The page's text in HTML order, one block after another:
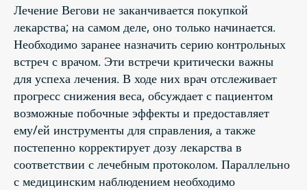
Лечение Вегови не заканчивается покупкой
лекарства; на самом деле, оно только начинается.
Необходимо заранее назначить серию контрольных
встреч с врачом. Эти встречи критически важны
для успеха лечения. В ходе них врач отслеживает
прогресс снижения веса, обсуждает с пациентом
возможные побочные эффекты и предоставляет
ему/ей инструменты для справления, а также
постепенно корректирует дозу лекарства в
соответствии с лечебным протоколом. Параллельно
с медицинским наблюдением необходимо